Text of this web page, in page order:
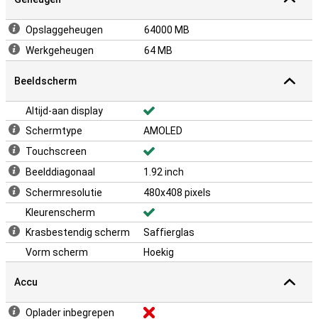
Opslaggeheugen
64000 MB
Werkgeheugen
64 MB
Beeldscherm
Altijd-aan display
Schermtype
AMOLED
Touchscreen
Beelddiagonaal
1.92 inch
Schermresolutie
480x408 pixels
Kleurenscherm
Krasbestendig scherm
Saffierglas
Vorm scherm
Hoekig
Accu
Oplader inbegrepen